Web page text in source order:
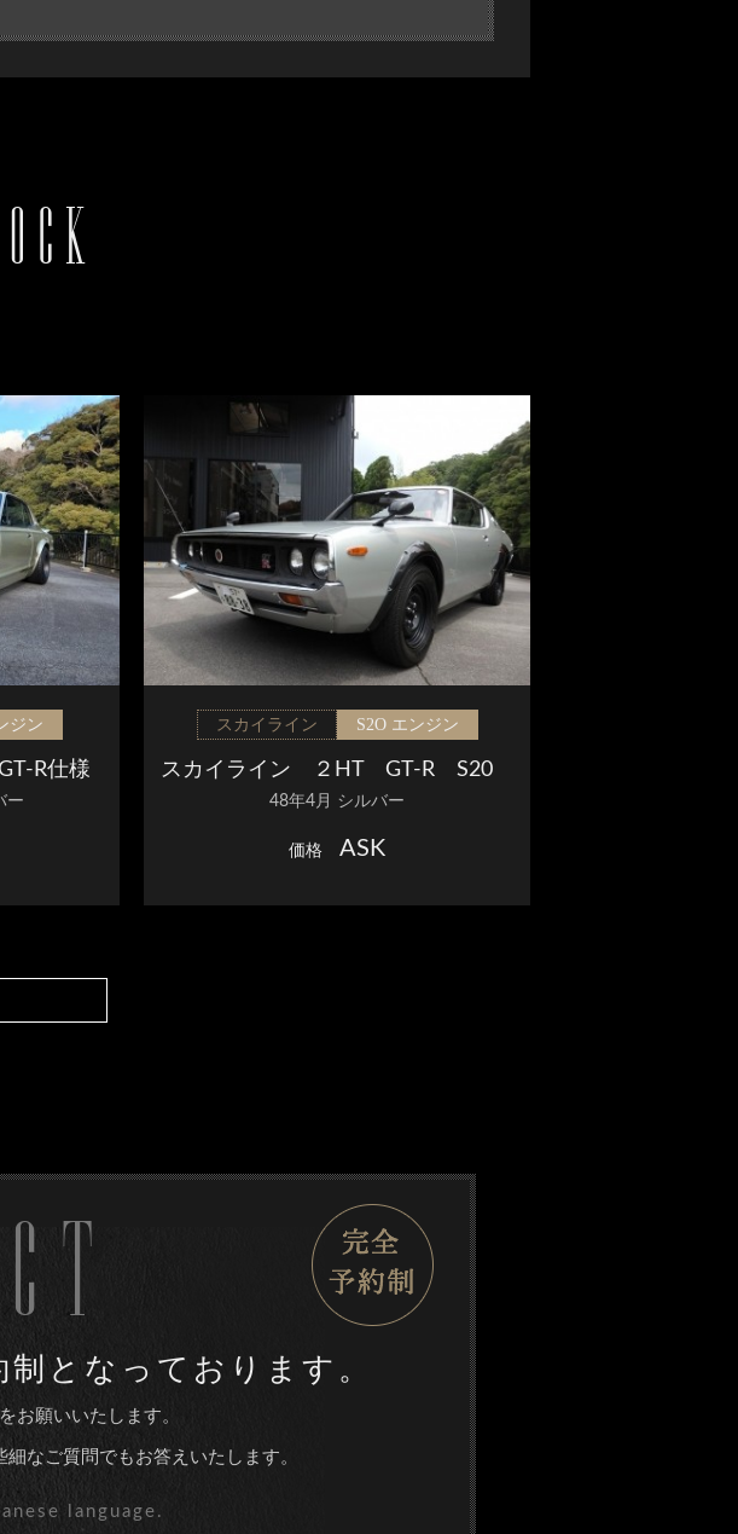
ジン
R仕様
ー
スカイライン S2O エンジン
スカイライン ２HT GT-R S20
K...
48年4月 シルバー
価格 ASK
制となっております。
お願いいたします。
細なご質問でもお答えいたします。
language.